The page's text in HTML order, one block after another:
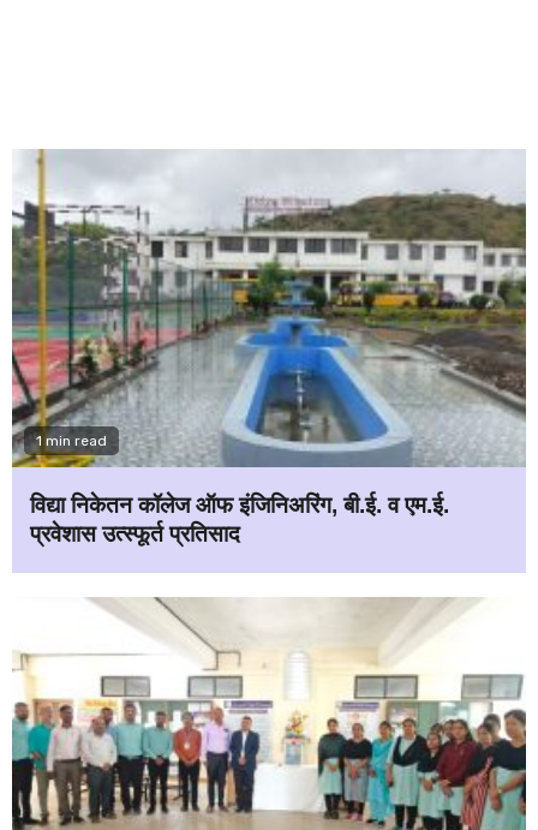
1 min read
विद्या निकेतन कॉलेज ऑफ इंजिनिअरिंग, बी.ई. व एम.ई.
प्रवेशास उत्स्फूर्त प्रतिसाद